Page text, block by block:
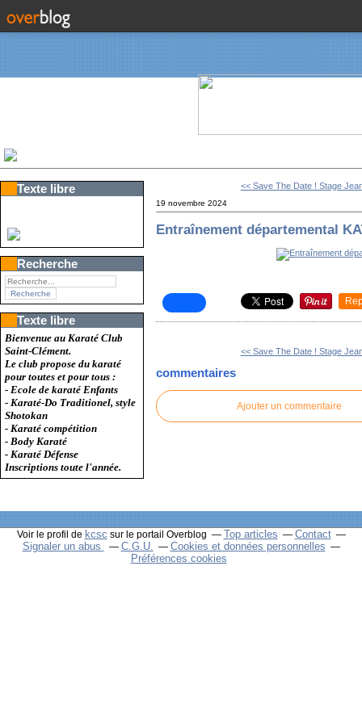
Texte libre
Recherche
Texte libre
Bienvenue au Karaté Club
Saint-Clément.
Le club propose du karaté
pour toutes et pour tous :
- Ecole de karaté Enfants
- Karaté-Do Traditionel, style
Shotokan
- Karaté compétition
- Body Karaté
- Karaté Défense
Inscriptions toute l'année.
<< Save The Date ! Stage
19 novembre 2024
Entraînement départemental
<< Save The Date ! Stage
commentaires
Ajouter un commentaire
Voir le profil de kcsc sur le portail Overblog Top articles
Contact
Signaler un abus
C.G.U.
Cookies et données personnelles
Préférences cookies